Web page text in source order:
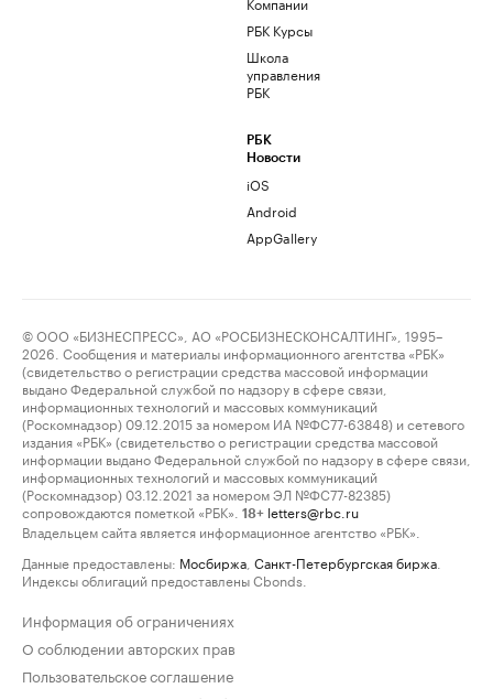
РБК Курсы
Школа
управления
РБК
РБК
Новости
iOS
Android
AppGallery
© ООО «БИЗНЕСПРЕСС», АО «РОСБИЗНЕСКОНСАЛТИНГ», 1995–
2026. Сообщения и материалы информационного агентства «РБК»
(свидетельство о регистрации средства массовой информации
выдано Федеральной службой по надзору в сфере связи,
информационных технологий и массовых коммуникаций
(Роскомнадзор) 09.12.2015 за номером ИА №ФС77-63848) и сетевого
издания «РБК» (свидетельство о регистрации средства массовой
информации выдано Федеральной службой по надзору в сфере связи,
информационных технологий и массовых коммуникаций
(Роскомнадзор) 03.12.2021 за номером ЭЛ №ФС77-82385)
сопровождаются пометкой «РБК».
18+ letters@rbc.ru
Владельцем сайта является информационное агентство «РБК».
Данные предоставлены: Мосбиржа Санкт-Петербургская биржа
Индексы облигаций предоставлены Cbonds.
Информация об ограничениях
О соблюдении авторских прав
Пользовательское соглашение